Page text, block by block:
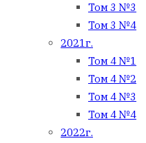
Том 3 №3
Том 3 №4
2021г.
Том 4 №1
Том 4 №2
Том 4 №3
Том 4 №4
2022г.